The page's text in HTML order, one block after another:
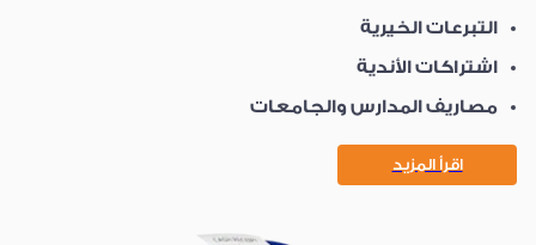
التبرعات الخيرية
اشتراكات الأندية
مصاريف المدارس والجامعات
اقرأ المزيد
اقرأ المزيد عن كونتكت
باي